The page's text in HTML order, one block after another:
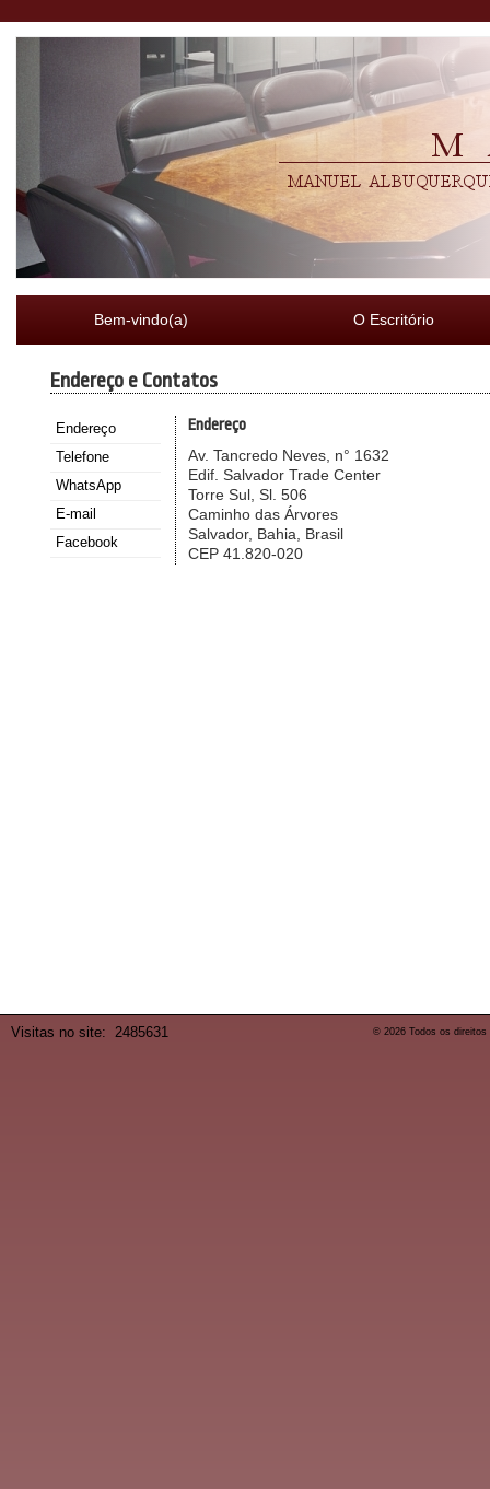
Bem-vindo(a) O Escritório
Endereço e Contatos
Endereço
Av. Tancredo Neves, n° 1632
Edif. Salvador Trade Center
Torre Sul, Sl. 506
Caminho das Árvores
Salvador, Bahia, Brasil
CEP 41.820-020
Endereço
Telefone
WhatsApp
E-mail
Facebook
Visitas no site: 2485631 © 2026 Todos os direitos